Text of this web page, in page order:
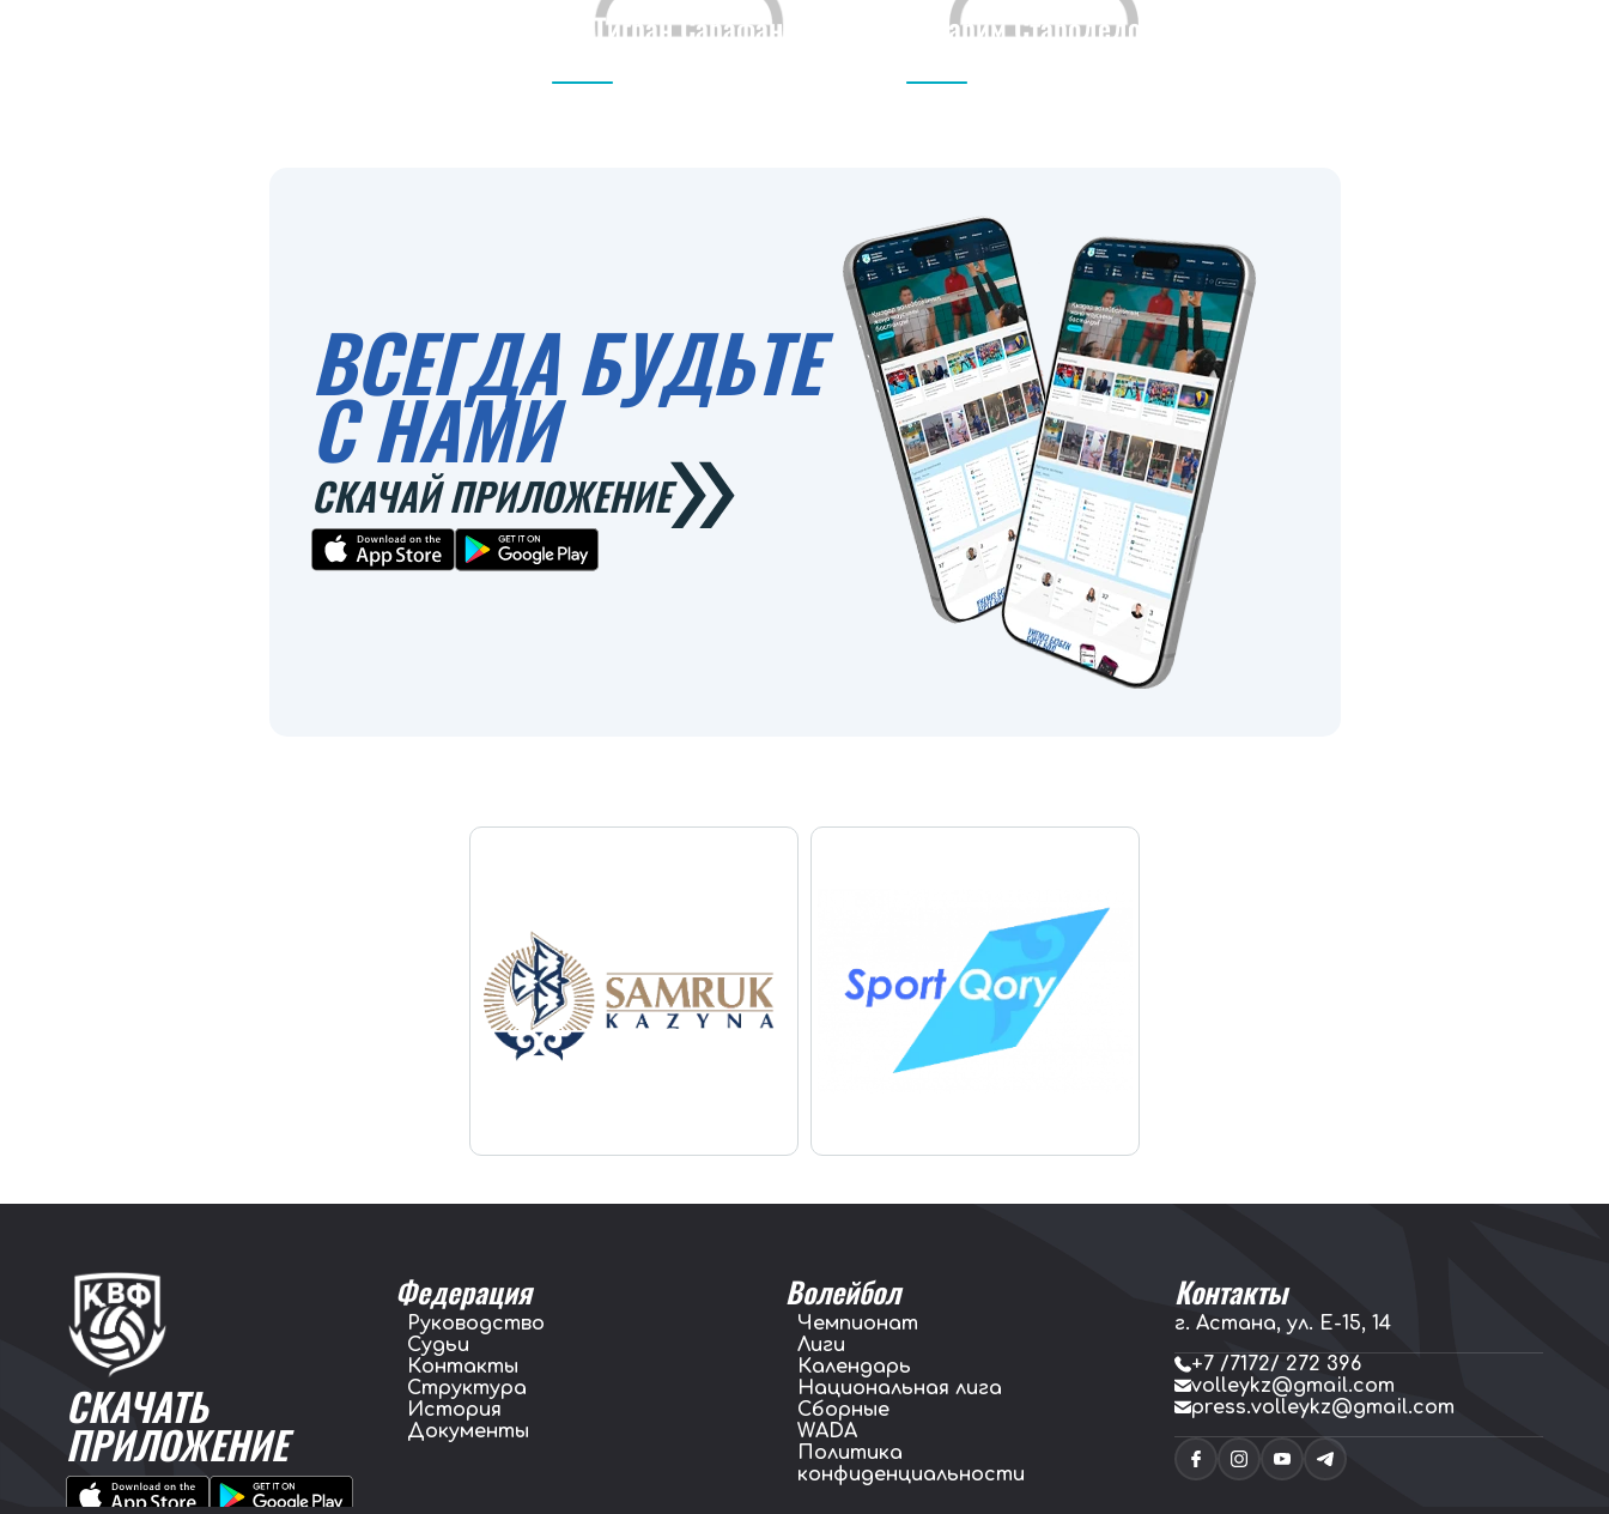
Тигран Сарафан Карим Стародедов
ВСЕГДА БУДЬТЕ
С НАМИ
СКАЧАЙ ПРИЛОЖЕНИЕ
СКАЧАТЬ
ПРИЛОЖЕНИЕ
Федерация
Руководство
Судьи
Контакты
Структура
История
Документы
Волейбол
Чемпионат
Лиги
Календарь
Национальная лига
Сборные
WADA
Политика
конфиденциальности
Контакты
г. Астана, ул. E-15, 14
+7 /7172/ 272 396
volleykz@gmail.com
press.volleykz@gmail.com